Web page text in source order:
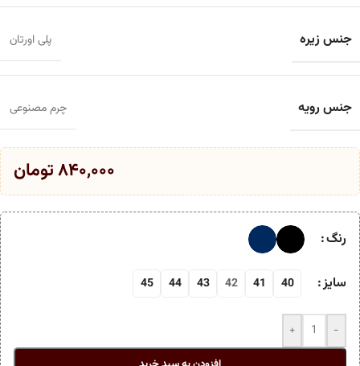
جنس زیره پلی اورتان
جنس رویه چرم مصنوعی
۸۴۰,۰۰۰تومان
رنگ
سایز 40
41
42
43
44
45
-
+